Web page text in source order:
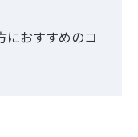
におすすめのコ